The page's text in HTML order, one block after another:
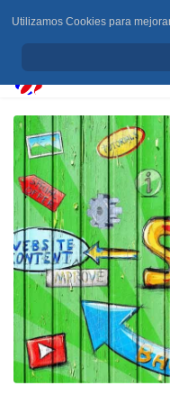
Utilizamos Cookies para